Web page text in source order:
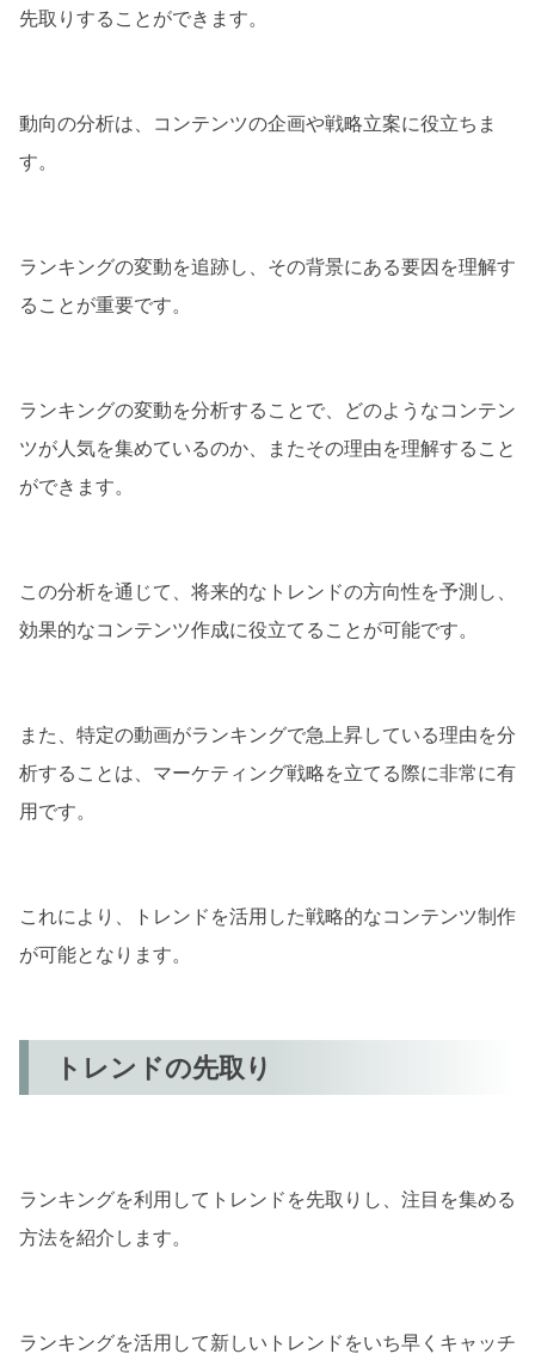
先取りすることができます。
動向の分析は、コンテンツの企画や戦略立案に役立ちま
す。
ランキングの変動を追跡し、その背景にある要因を理解す
ることが重要です。
ランキングの変動を分析することで、どのようなコンテン
ツが人気を集めているのか、またその理由を理解すること
ができます。
この分析を通じて、将来的なトレンドの方向性を予測し、
効果的なコンテンツ作成に役立てることが可能です。
また、特定の動画がランキングで急上昇している理由を分
析することは、マーケティング戦略を立てる際に非常に有
用です。
これにより、トレンドを活用した戦略的なコンテンツ制作
が可能となります。
トレンドの先取り
ランキングを利用してトレンドを先取りし、注目を集める
方法を紹介します。
ランキングを活用して新しいトレンドをいち早くキャッチ